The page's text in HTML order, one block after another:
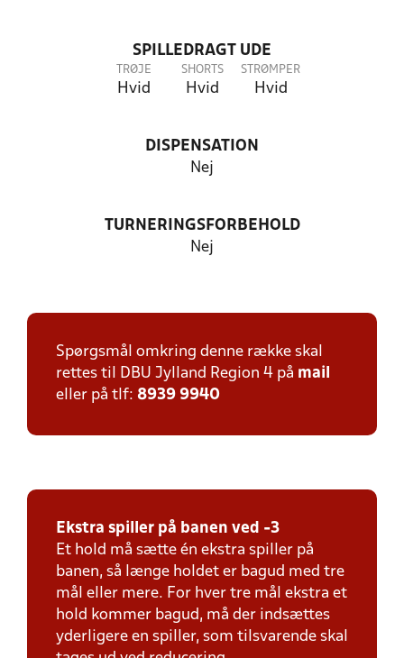
SPILLEDRAGT UDE
TRØJE
Hvid
SHORTS
Hvid
STRØMPER
Hvid
DISPENSATION
Nej
TURNERINGSFORBEHOLD
Nej
Spørgsmål omkring denne række skal
rettes til DBU Jylland Region 4 på mail
eller på tlf: 8939 9940
Ekstra spiller på banen ved -3
Et hold må sætte én ekstra spiller på
banen, så længe holdet er bagud med tre
mål eller mere. For hver tre mål ekstra et
hold kommer bagud, må der indsættes
yderligere en spiller, som tilsvarende skal